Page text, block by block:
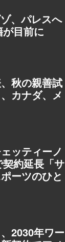
、パレスへ
目前に
秋の親善試
カナダ、メ
ッティーノ
約延長「サ
ーツのひと
2030年ワー